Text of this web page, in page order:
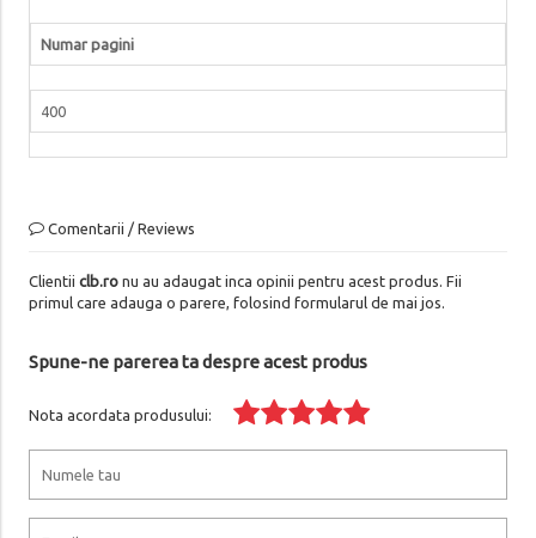
Numar pagini
400
Comentarii / Reviews
Clientii clb.ronu au adaugat inca opinii pentru acest produs. Fii
primul care adauga o parere, folosind formularul de mai jos.
Spune-ne parerea ta despre acest produs
Nota acordata produsului: